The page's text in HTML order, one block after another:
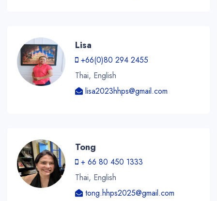
Lisa
+66(0)80 294 2455
Thai, English
lisa2023hhps@gmail.com
Tong
+ 66 80 450 1333
Thai, English
tong.hhps2025@gmail.com